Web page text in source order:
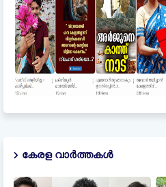
കേരള വാർത്തകൾ